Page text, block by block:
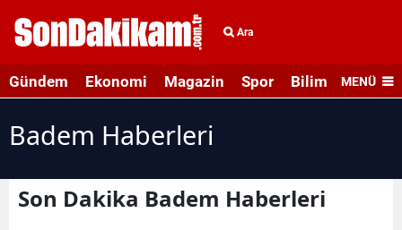
Ara
Gündem Ekonomi Magazin Spor Bilim veMENÜ
Badem Haberleri
Son Dakika Badem Haberleri